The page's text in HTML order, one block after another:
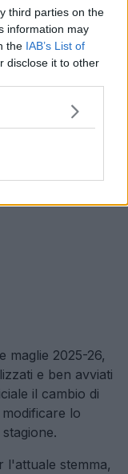
third parties on the
information may
the IAB’s List of
disclose it to other
maglie 2025-26,
e ben avviati
il cambio di
lo
l'attuale stemma,